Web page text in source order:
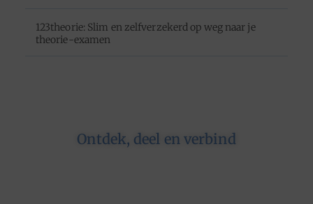
123theorie: Slim en zelfverzekerd op weg naar je
theorie-examen
Ontdek, deel en verbind